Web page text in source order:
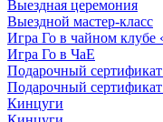
Выездная церемония
Выездной мастер-класс
Игра Го в чайном клубе
Игра Го в ЧаЕ
Подарочный
Подарочный
Кинцуги